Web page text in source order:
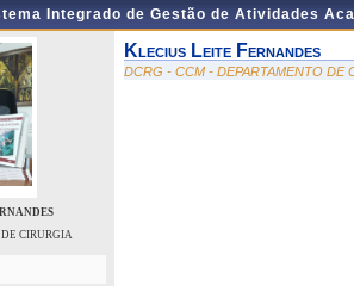
Integrado de Gestão de Atividades
CIRURGIA
Klecius Leite Fernandes
DCRG - CCM - DEPARTAMENTO DE